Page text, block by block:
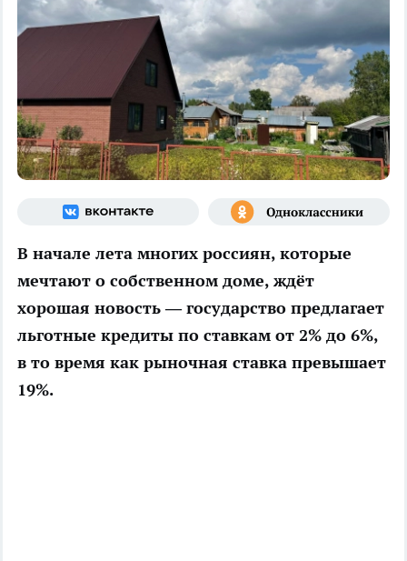
В начале лета многих россиян, которые
мечтают о собственном доме, ждёт
хорошая новость — государство предлагает
льготные кредиты по ставкам от 2% до 6%,
в то время как рыночная ставка превышает
19%.